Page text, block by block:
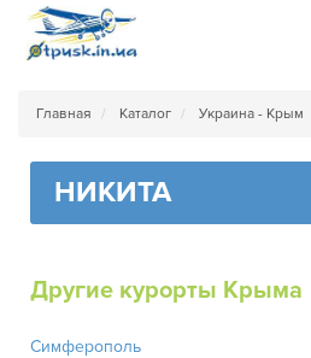
Главная Каталог Украина - Крым
НИКИТА
Другие курорты Крыма
Симферополь